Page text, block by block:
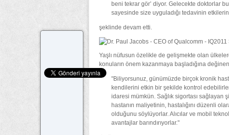
beni tekrar gör’ diyor. Gelecekte doktorlar
sayesinde size uyguladığı tedavinin
şeklinde devam etti.
Yaşlı nüfusun özelikle de gelişmekte olan
konuların önem kazanmaya başladığına
"Biliyorsunuz, günümüzde birçok kronik
kendilerini etkin bir şekilde kontrol
idaresi mümkün. Sağlık sigortası sağlayan
hastanın maliyetinin, hastalığını düzenli
olduğunu söylüyorlar. Alıcılar ve mobil
avantajlar barındırıyorlar."